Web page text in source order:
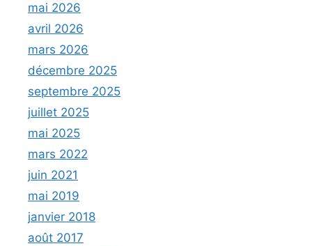
mai 2026
avril 2026
mars 2026
décembre 2025
septembre 2025
juillet 2025
mai 2025
mars 2022
juin 2021
mai 2019
janvier 2018
août 2017